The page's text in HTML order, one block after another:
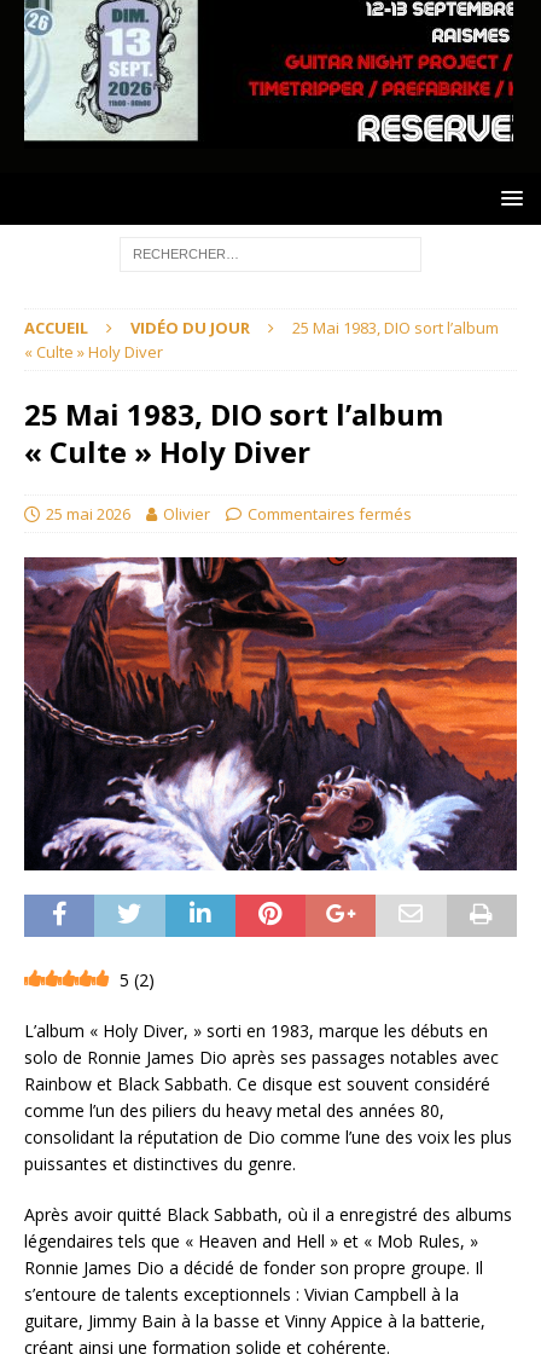
ACCUEIL VIDÉO DU JOUR
25 Mai 1983, DIO sort l’album
« Culte » Holy Diver
25 Mai 1983, DIO sort l’album
« Culte » Holy Diver
25 mai 2026 Olivier Commentaires fermés
5 (2)
L’album « Holy Diver, » sorti en 1983, marque les débuts en
solo de Ronnie James Dio après ses passages notables avec
Rainbow et Black Sabbath. Ce disque est souvent considéré
comme l’un des piliers du heavy metal des années 80,
consolidant la réputation de Dio comme l’une des voix les plus
puissantes et distinctives du genre.
Après avoir quitté Black Sabbath, où il a enregistré des albums
légendaires tels que « Heaven and Hell » et « Mob Rules, »
Ronnie James Dio a décidé de fonder son propre groupe. Il
s’entoure de talents exceptionnels : Vivian Campbell à la
guitare, Jimmy Bain à la basse et Vinny Appice à la batterie,
créant ainsi une formation solide et cohérente.